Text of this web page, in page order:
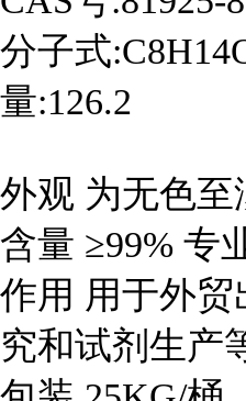
分子式
量:126.2
外观 为无色至
含量 ≥99% 专
作用 用于外
究和试剂生产